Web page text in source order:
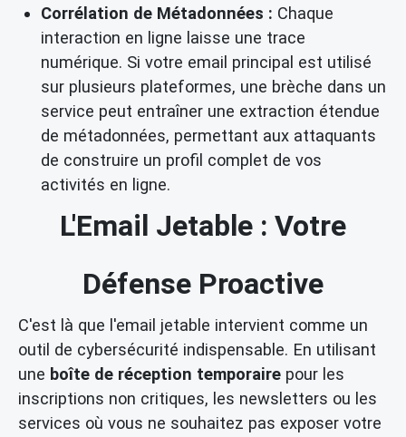
Corrélation de Métadonnées : Chaque
interaction en ligne laisse une trace
numérique. Si votre email principal est utilisé
sur plusieurs plateformes, une brèche dans un
service peut entraîner une extraction étendue
de métadonnées, permettant aux attaquants
de construire un profil complet de vos
activités en ligne.
L'Email Jetable : Votre
Défense Proactive
C'est là que l'email jetable intervient comme un
outil de cybersécurité indispensable. En utilisant
une boîte de réception temporaire pour les
inscriptions non critiques, les newsletters ou les
services où vous ne souhaitez pas exposer votre